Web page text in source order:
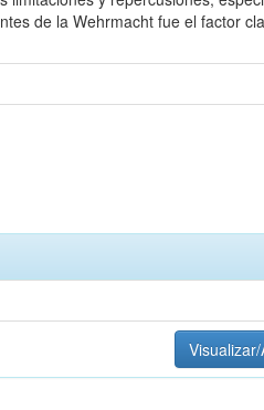
de la Wehrmacht fue el factor